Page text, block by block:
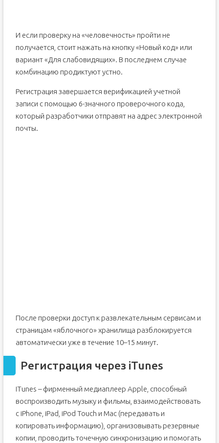
И если проверку на «человечность» пройти не
получается, стоит нажать на кнопку «Новый код» или
вариант «Для слабовидящих». В последнем случае
комбинацию продиктуют устно.
Регистрация завершается верификацией учетной
записи с помощью 6-значного проверочного кода,
который разработчики отправят на адрес электронной
почты.
После проверки доступ к развлекательным сервисам и
страницам «яблочного» хранилища разблокируется
автоматически уже в течение 10–15 минут.
Регистрация через iTunes
ITunes – фирменный медиаплеер Apple, способный
воспроизводить музыку и фильмы, взаимодействовать
с iPhone, iPad, iPod Touch и Mac (передавать и
копировать информацию), организовывать резервные
копии, проводить точечную синхронизацию и помогать